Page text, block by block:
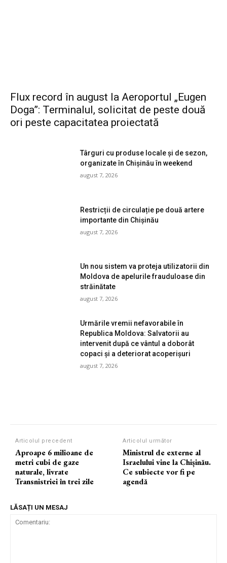
Flux record în august la Aeroportul „Eugen
Doga”: Terminalul, solicitat de peste două
ori peste capacitatea proiectată
Târguri cu produse locale și de sezon,
organizate în Chișinău în weekend
august 7, 2026
Restricții de circulație pe două artere
importante din Chișinău
august 7, 2026
Un nou sistem va proteja utilizatorii din
Moldova de apelurile frauduloase din
străinătate
august 7, 2026
Urmările vremii nefavorabile în
Republica Moldova: Salvatorii au
intervenit după ce vântul a doborât
copaci și a deteriorat acoperișuri
august 7, 2026
Articolul precedent
Aproape 6 milioane de
metri cubi de gaze
naturale, livrate
Transnistriei în trei zile
Articolul următor
Ministrul de externe al
Israelului vine la Chișinău.
Ce subiecte vor fi pe
agendă
LĂSAȚI UN MESAJ